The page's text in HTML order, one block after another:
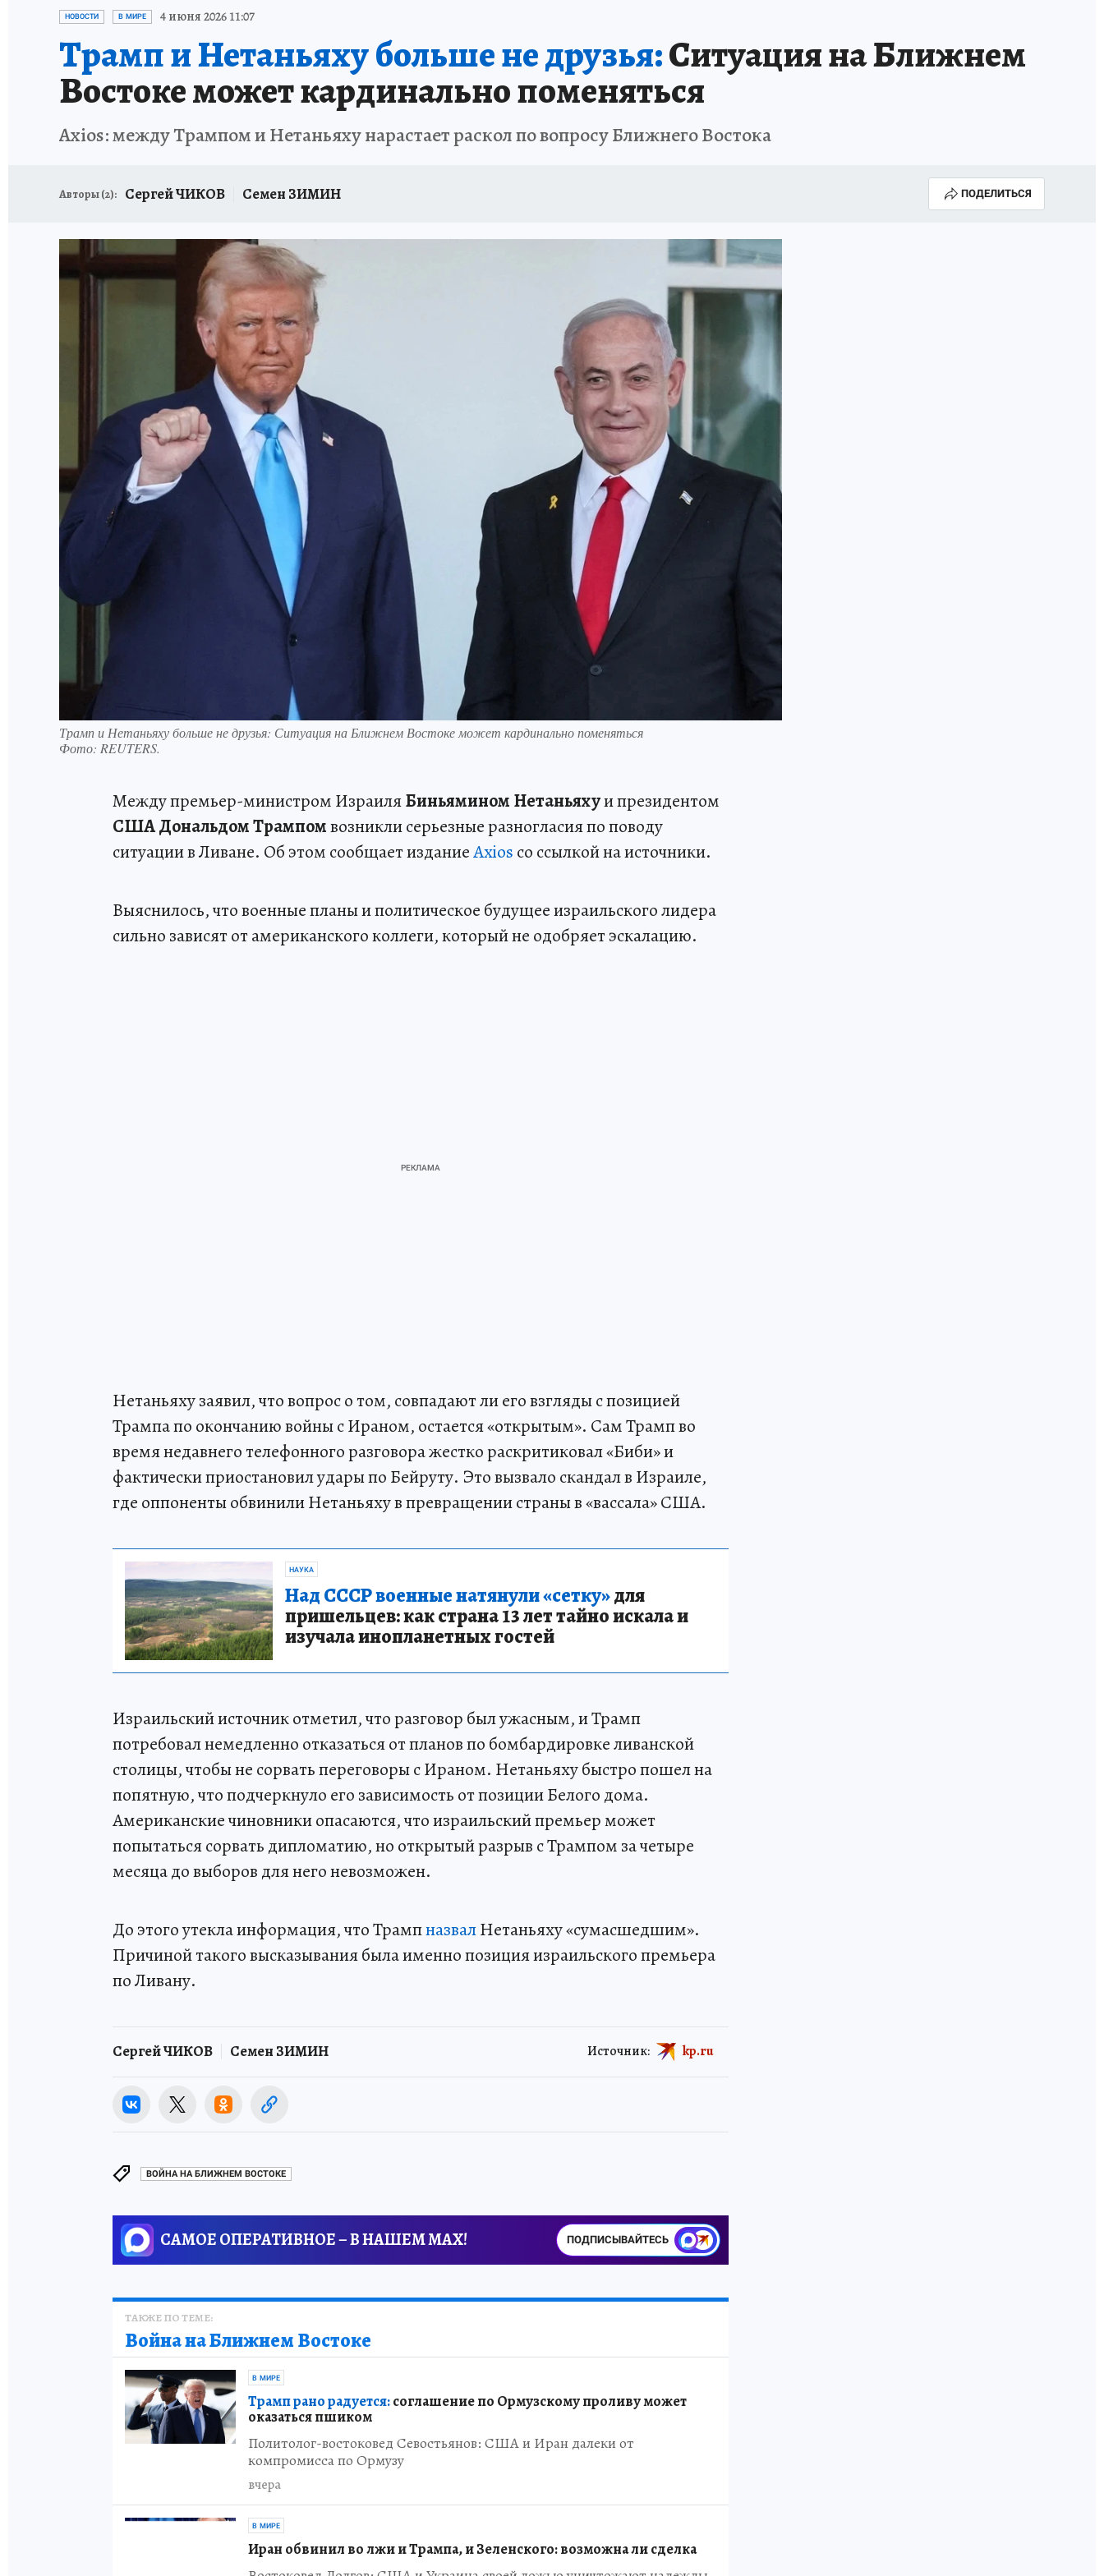
ИСПЫТАНО НА СЕБЕ
НОВОСТИ В МИРЕ 4 июня 2026 11:07
Трамп и Нетаньяху больше не друзья:Ситуация на Ближнем
Востоке может кардинально поменяться
Axios: между Трампом и Нетаньяху нарастает раскол по вопросу Ближнего Востока
Авторы (2): Сергей ЧИКОВ Семен ЗИМИН ПОДЕЛИТЬСЯ
Трамп и Нетаньяху больше не друзья: Ситуация на Ближнем Востоке может кардинально поменяться
Фото: REUTERS.
Между премьер-министром ИзраиляБиньямином Нетаньяхуи президентом
США Дональдом Трампомвозникли серьезные разногласия по поводу
ситуации в Ливане. Об этом сообщает изданиеAxios со ссылкой на источники.
Выяснилось, что военные планы и политическое будущее израильского лидера
сильно зависят от американского коллеги, который не одобряет эскалацию.
Нетаньяху заявил, что вопрос о том, совпадают ли его взгляды с позицией
Трампа по окончанию войны с Ираном, остается «открытым». Сам Трамп во
время недавнего телефонного разговора жестко раскритиковал «Биби» и
фактически приостановил удары по Бейруту. Это вызвало скандал в Израиле,
где оппоненты обвинили Нетаньяху в превращении страны в «вассала» США.
НАУКА
Над СССР военные натянули «сетку»для
пришельцев: как страна 13 лет тайно искала и
изучала инопланетных гостей
Израильский источник отметил, что разговор был ужасным, и Трамп
потребовал немедленно отказаться от планов по бомбардировке ливанской
столицы, чтобы не сорвать переговоры с Ираном. Нетаньяху быстро пошел на
попятную, что подчеркнуло его зависимость от позиции Белого дома.
Американские чиновники опасаются, что израильский премьер может
попытаться сорвать дипломатию, но открытый разрыв с Трампом за четыре
месяца до выборов для него невозможен.
До этого утекла информация, что ТрампназвалНетаньяху «сумасшедшим».
Причиной такого высказывания была именно позиция израильского премьера
по Ливану.
Сергей ЧИКОВ Семен ЗИМИН Источник: kp.ru
ВОЙНА НА БЛИЖНЕМ ВОСТОКЕ
САМОЕ ОПЕРАТИВНОЕ – В НАШЕМ MAX! ПОДПИСЫВАЙТЕСЬ
ТАКЖЕ ПО ТЕМЕ:
Война на Ближнем Востоке
В МИРЕ
Трамп рано радуется:соглашение по Ормузскому проливу может
оказаться пшиком
Политолог-востоковед Севостьянов: США и Иран далеки от
компромисса по Ормузу
вчера
В МИРЕ
Иран обвинил во лжи и Трампа, и Зеленского: возможна ли сделка